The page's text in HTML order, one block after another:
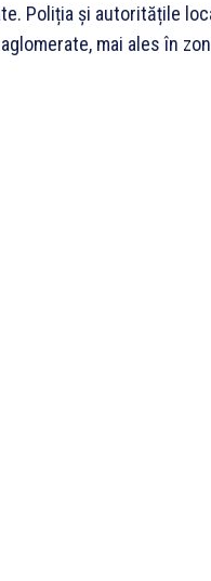
Poliția și autoritățile
mai ales în